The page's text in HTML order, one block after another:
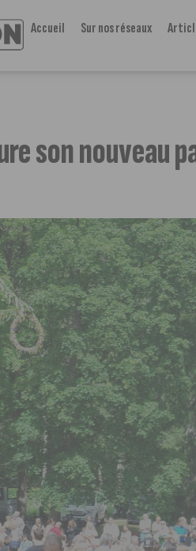
Accueil Sur nos réseaux
son nouveau